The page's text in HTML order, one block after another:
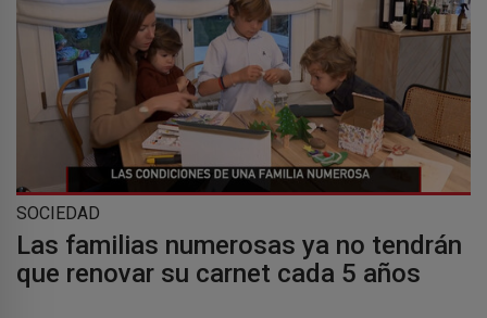
SOCIEDAD
Las familias numerosas ya no tendrán
que renovar su carnet cada 5 años